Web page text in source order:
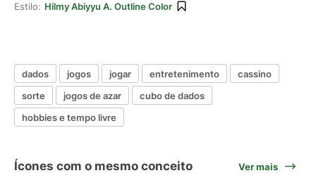
Estilo: Hilmy Abiyyu A. Outline Color
dados jogos jogar entretenimento
cassino
sorte
jogos de azar
cubo de dados
hobbies e tempo livre
Ícones com o mesmo conceito Ver mais